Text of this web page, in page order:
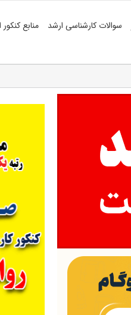
سوالات کارشناسی ارشد منابع